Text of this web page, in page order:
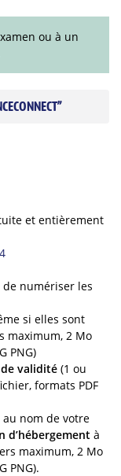
ou à un
et entièrement
numériser les
si elles sont
maximum, 2 Mo
PNG)
validité (1 ou
formats PDF
nom de votre
d’hébergement à
maximum, 2 Mo
PNG).